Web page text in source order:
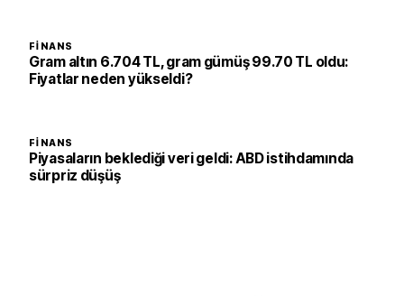
FINANS
Gram altın 6.704 TL, gram gümüş 99.70 TL oldu:
Fiyatlar neden yükseldi?
FINANS
Piyasaların beklediği veri geldi: ABD istihdamında
sürpriz düşüş